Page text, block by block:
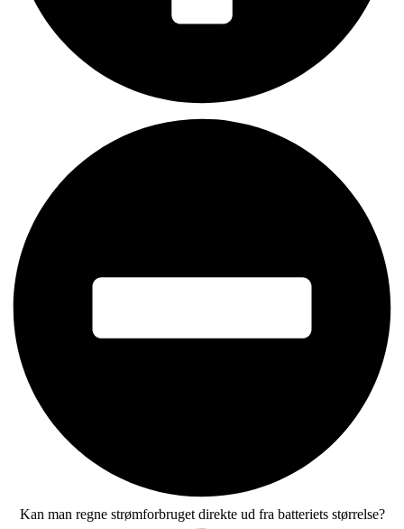
Kan man regne strømforbruget direkte ud fra batteriets størrelse?